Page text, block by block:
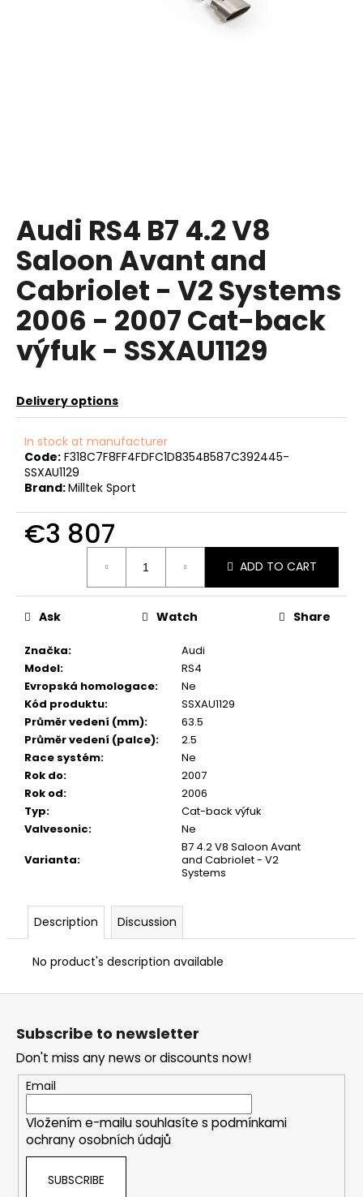
Audi RS4 B7 4.2 V8
Saloon Avant and
Cabriolet - V2 Systems
2006 - 2007 Cat-back
výfuk - SSXAU1129
Delivery options
In stock at manufacturer
Code: F318C7F8FF4FDFC1D8354B587C392445-
SSXAU1129
Brand:Milltek Sport
€3 807
ADD TO CART
Značka:
Audi
Model:
RS4
Evropská homologace:
Ne
Kód produktu:
SSXAU1129
Průměr vedení (mm):
63.5
Průměr vedení (palce):
2.5
Race systém:
Ne
Rok do:
2007
Rok od:
2006
Typ:
Cat-back výfuk
Valvesonic:
Ne
Varianta:
B7 4.2 V8 Saloon Avant
and Cabriolet - V2
Systems
Ask Watch Share
Description Discussion
No product's description available
SEARCH
W
e
r
e
m
e
n
d
RSR-
PERFORMANCE
F
Subscribe to newsletter
Don't miss any news or discounts now!
Email
Vložením e-mailu souhlasíte s podmínkami
ochrany osobních údajů
SUBSCRIBE